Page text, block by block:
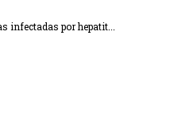
infectadas por hepatit...